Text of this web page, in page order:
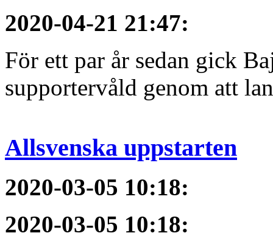
2020-04-21 21:47:
För ett par år sedan gick
supportervåld genom att
Allsvenska uppstarten
2020-03-05 10:18:
2020-03-05 10:18: